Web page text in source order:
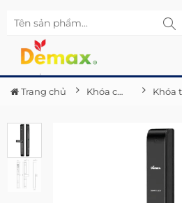
Trang chủ Khóa cửa điện tử Demax